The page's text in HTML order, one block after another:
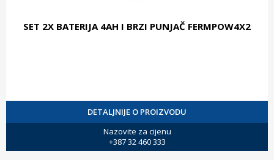
SET 2X BATERIJA 4AH I BRZI PUNJAČ FERMPOW4X2
DETALJNIJE O PROIZVODU
Nazovite za cijenu
+387 32 460 333